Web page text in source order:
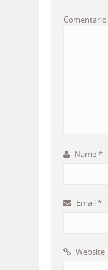
Comentario
Name*
Email *
Website